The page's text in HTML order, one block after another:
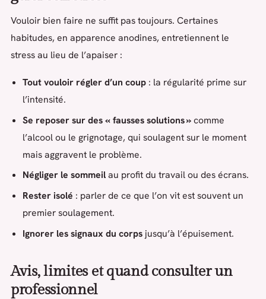
Vouloir bien faire ne suffit pas toujours. Certaines
habitudes, en apparence anodines, entretiennent le
stress au lieu de l’apaiser :
Tout vouloir régler d’un coup : la régularité prime sur
l’intensité.
Se reposer sur des « fausses solutions »comme
l’alcool ou le grignotage, qui soulagent sur le moment
mais aggravent le problème.
Négliger le sommeilau profit du travail ou des écrans.
Rester isolé : parler de ce que l’on vit est souvent un
premier soulagement.
Ignorer les signaux du corps jusqu’à l’épuisement.
Avis, limites et quand consulter un
professionnel